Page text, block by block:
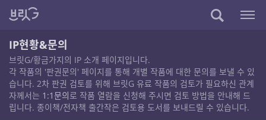
IP현황&문의
브릿G/황금가지의 IP 소개 페이지입니다.
각 작품의 '판권문의' 페이지를 통해 개별 작품에 대한 문의를 보낼 수 있
습니다. 2차 판권 검토를 위해 브릿G 유료 작품의 검토가 필요하신 관계
자께서는 1:1문의로 작품 열람을 신청해 주시면 검토 방법을 안내해 드
립니다. 종이책/전자책 출간작은 검토용 도서를 보내드릴 수 있습니다.